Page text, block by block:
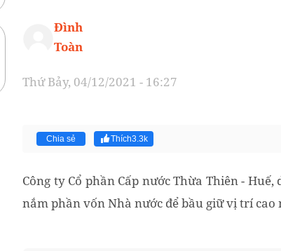
Đình
Toàn
Thứ Bảy, 04/12/2021 - 16:27
Chia sẻ Thích3.3k
Công ty Cổ phần Cấp nước Thừa Thiên -
nắm phần vốn Nhà nước để bầu giữ vị trí cao